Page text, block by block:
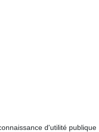
de
¤ ¤
¤
d'utilité publique